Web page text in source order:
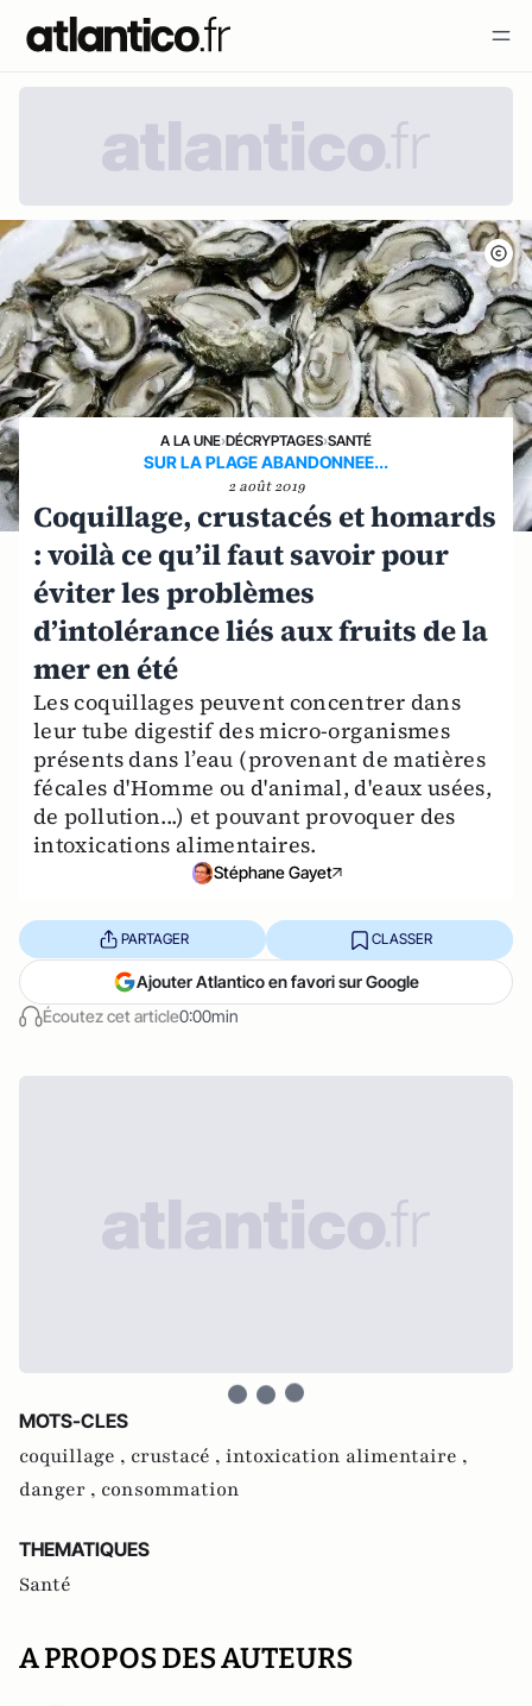
A LA UNE›DÉCRYPTAGES›SANTÉ
SUR LA PLAGE ABANDONNEE...
2 août 2019
Coquillage, crustacés et homards
: voilà ce qu’il faut savoir pour
éviter les problèmes
d’intolérance liés aux fruits de la
mer en été
Les coquillages peuvent concentrer dans
leur tube digestif des micro-organismes
présents dans l’eau (provenant de matières
fécales d'Homme ou d'animal, d'eaux usées,
de pollution...) et pouvant provoquer des
intoxications alimentaires.
Stéphane Gayet
Écoutez cet article0:00min
PARTAGER CLASSER
Ajouter Atlantico en favori sur Google
MOTS-CLES
coquillage , crustacé , intoxication alimentaire ,
danger , consommation
THEMATIQUES
Santé
A PROPOS DES AUTEURS